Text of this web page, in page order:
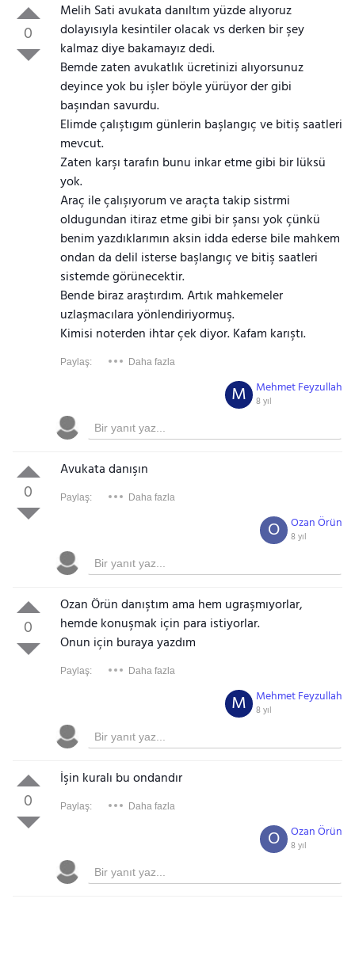
0
Melih Sati avukata danıltım yüzde alıyoruz
dolayısıyla kesintiler olacak vs derken bir şey
kalmaz diye bakamayız dedi.
Bemde zaten avukatlık ücretinizi alıyorsunuz
deyince yok bu işler böyle yürüyor der gibi
başından savurdu.
Elimde çalıştıgım günlerin başlangıç ve bitiş saatleri
mevcut.
Zaten karşı tarafın bunu inkar etme gibi bir lüksü
yok.
Araç ile çalışıyorum ve araçta takip sistrmi
oldugundan itiraz etme gibi bir şansı yok çünkü
benim yazdıklarımın aksin idda ederse bile mahkem
ondan da delil isterse başlangıç ve bitiş saatleri
sistemde görünecektir.
Bende biraz araştırdım. Artık mahkemeler
uzlaşmacılara yönlendiriyormuş.
Kimisi noterden ihtar çek diyor. Kafam karıştı.
Paylaş: Daha fazla
Mehmet Feyzullah
8 yıl
M
0
Avukata danışın
Paylaş: Daha fazla
Ozan Örün
8 yıl
O
0
Ozan Örün danıştım ama hem ugraşmıyorlar,
hemde konuşmak için para istiyorlar.
Onun için buraya yazdım
Paylaş: Daha fazla
Mehmet Feyzullah
8 yıl
M
0
İşin kuralı bu ondandır
Paylaş: Daha fazla
Ozan Örün
8 yıl
O